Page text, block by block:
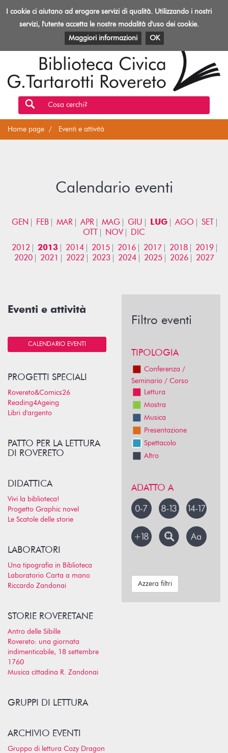
Toggle
Biblioteca
Rovereto
EVENTI E ATTIVITÀ PATRIMONIO E RISORSE
Cosa cerchi?
Home page Eventi e attività
Calendario eventi
GEN FEB MAR APR MAG GIU LUG AGO
SET
OTT
NOV
DIC
2012
2013 2014 2015 2016 2017 2018
2019
2020
2021 2022 2023 2024 2025 2026 2027
Eventi e attività
CALENDARIO EVENTI
PROGETTI SPECIALI
Rovereto&Comics26
Reading4Ageing
Libri d'argento
PATTO PER LA LETTURA
DI ROVERETO
DIDATTICA
Vivi la biblioteca!
Progetto Graphic novel
Le Scatole delle storie
LABORATORI
Una tipografia in Biblioteca
Laboratorio Carta a mano
Riccardo Zandonai
STORIE ROVERETANE
Antro delle Sibille
Rovereto: una giornata
indimenticabile, 18 settembre
1760
Musica cittadina R. Zandonai
GRUPPI DI LETTURA
ARCHIVIO EVENTI
Gruppo di lettura Cozy Dragon
Filtro eventi
TIPOLOGIA
Conferenza /
Seminario / Corso
Lettura
Mostra
Musica
Presentazione
Spettacolo
Altro
ADATTO A
Azzera filtri
I cookie ci aiutano ad erogare servizi di qualità. Utilizzando i nostri
servizi, l'utente accetta le nostre modalità d'uso dei cookie.
Maggiori informazioni
OK